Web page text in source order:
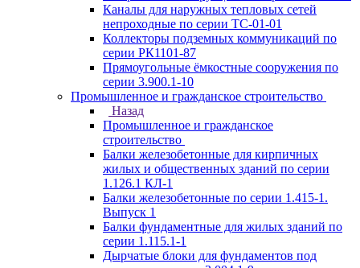
Каналы для наружных тепловых сетей
непроходные по серии ТС-01-01
Коллекторы подземных коммуникаций по
серии РК1101-87
Прямоугольные ёмкостные сооружения по
серии 3.900.1-10
Промышленное и гражданское строительство
Назад
Промышленное и гражданское
строительство
Балки железобетонные для кирпичных
жилых и общественных зданий по серии
1.126.1 КЛ-1
Балки железобетонные по серии 1.415-1.
Выпуск 1
Балки фундаментные для жилых зданий по
серии 1.115.1-1
Дырчатые блоки для фундаментов под